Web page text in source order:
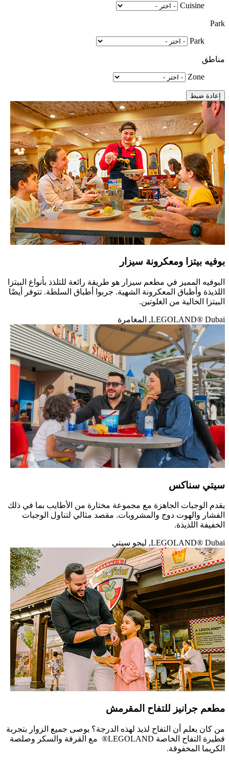
Cuisine
Park
Park
مناطق
Zone
إعادة ضبط
بوفيه بيتزا ومعكرونة سيزار
البوفيه المميز في مطعم سيزار هو طريقة رائعة للتلذذ بأنواع البيتزا
اللذيذة وأطباق المعكرونة الشهية. جربوا أطباق السلطة. تتوفر أيضًا
البيتزا الخالية من الغلوتين.
LEGOLAND® Dubai, المغامرة
سيتي سناكس
يقدم الوجبات الجاهزة مع مجموعة مختارة من الأطايب بما في ذلك
الفشار والهوت دوج والمشروبات. مقصد مثالي لتناول الوجبات
الخفيفة اللذيذة.
LEGOLAND® Dubai, ليجو سيتي
مطعم جرانيز للتفاح المقرمش
من كان يعلم أن التفاح لذيذ لهذه الدرجة؟ يوصى جميع الزوار بتجربة
فطيرة التفاح الخاصة LEGOLAND® مع القرفة والسكر وصلصة
الكريما المخفوقة.